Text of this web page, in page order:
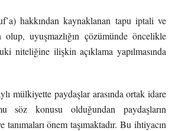
hakkından kaynaklanan tapu iptali ve
uyuşmazlığın çözümünde öncelikle
niteliğine ilişkin açıklama yapılmasında
mülkiyette paydaşlar arasında ortak idare
söz konusu olduğundan paydaşların
önem taşımaktadır. Bu ihtiyacın